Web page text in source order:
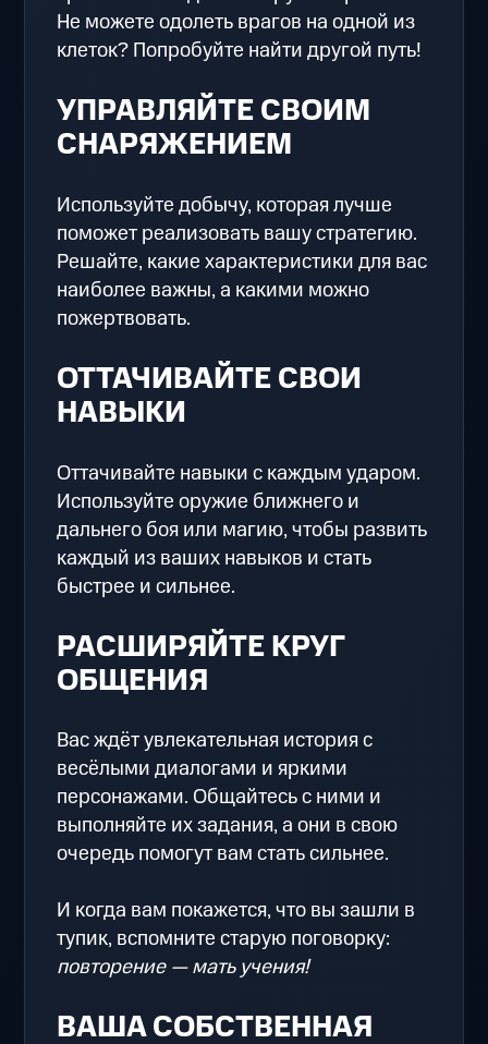
Не можете одолеть врагов на одной из
клеток? Попробуйте найти другой путь!
УПРАВЛЯЙТЕ СВОИМ
СНАРЯЖЕНИЕМ
Используйте добычу, которая лучше
поможет реализовать вашу стратегию.
Решайте, какие характеристики для вас
наиболее важны, а какими можно
пожертвовать.
ОТТАЧИВАЙТЕ СВОИ
НАВЫКИ
Оттачивайте навыки с каждым ударом.
Используйте оружие ближнего и
дальнего боя или магию, чтобы развить
каждый из ваших навыков и стать
быстрее и сильнее.
РАСШИРЯЙТЕ КРУГ
ОБЩЕНИЯ
Вас ждёт увлекательная история с
весёлыми диалогами и яркими
персонажами. Общайтесь с ними и
выполняйте их задания, а они в свою
очередь помогут вам стать сильнее.
И когда вам покажется, что вы зашли в
тупик, вспомните старую поговорку:
повторение — мать учения!
ВАША СОБСТВЕННАЯ